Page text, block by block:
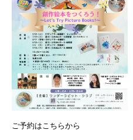
ご予約はこちらから